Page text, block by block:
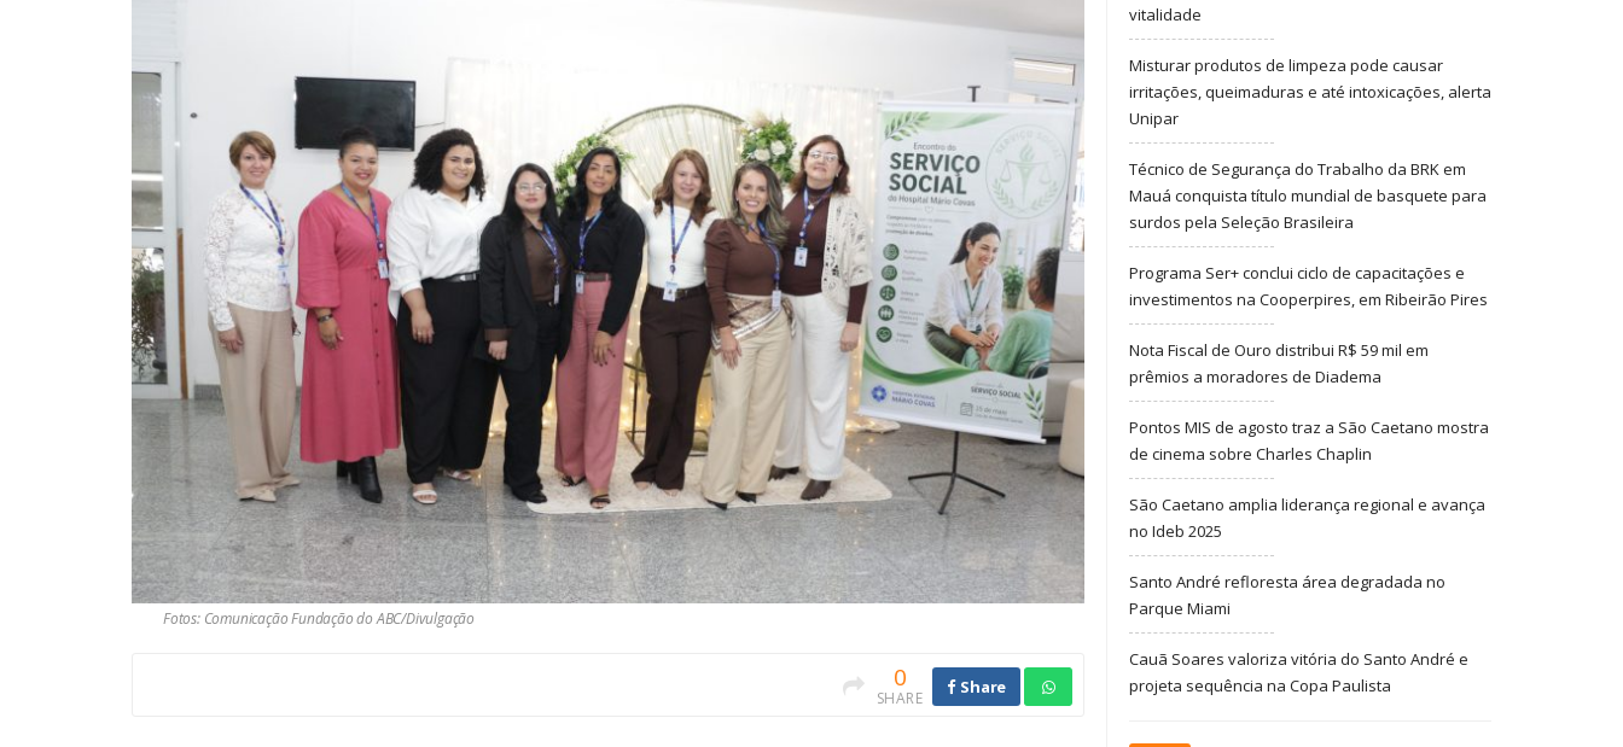
Fotos: Comunicação Fundação do ABC/Divulgação
0
SHARE
Share
vitalidade
Misturar produtos de limpeza pode causar
irritações, queimaduras e até intoxicações, alerta
Unipar
Técnico de Segurança do Trabalho da BRK em
Mauá conquista título mundial de basquete para
surdos pela Seleção Brasileira
Programa Ser+ conclui ciclo de capacitações e
investimentos na Cooperpires, em Ribeirão Pires
Nota Fiscal de Ouro distribui R$ 59 mil em
prêmios a moradores de Diadema
Pontos MIS de agosto traz a São Caetano mostra
de cinema sobre Charles Chaplin
São Caetano amplia liderança regional e avança
no Ideb 2025
Santo André refloresta área degradada no
Parque Miami
Cauã Soares valoriza vitória do Santo André e
projeta sequência na Copa Paulista